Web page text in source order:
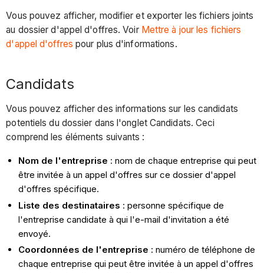
Vous pouvez afficher, modifier et exporter les fichiers joints
au dossier d'appel d'offres. Voir Mettre à jour les fichiers
d'appel d'offres pour plus d'informations.
Candidats
Vous pouvez afficher des informations sur les candidats
potentiels du dossier dans l'onglet Candidats. Ceci
comprend les éléments suivants :
Nom de l'entreprise : nom de chaque entreprise qui peut
être invitée à un appel d'offres sur ce dossier d'appel
d'offres spécifique.
Liste des destinataires : personne spécifique de
l'entreprise candidate à qui l'e-mail d'invitation a été
envoyé.
Coordonnées de l'entreprise : numéro de téléphone de
chaque entreprise qui peut être invitée à un appel d'offres